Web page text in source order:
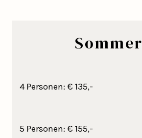
Sommer
4 Personen: € 135,-
5 Personen: € 155,-